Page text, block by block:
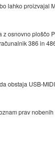
lahko proizvajal
z osnovno ploščo
386 in
obstaja USB-MIDI
prav nobenih